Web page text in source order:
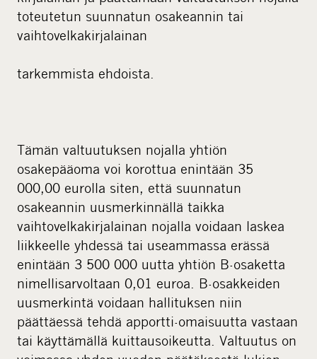
toteutetun suunnatun osakeannin tai
vaihtovelkakirjalainan
tarkemmista ehdoista.
Tämän valtuutuksen nojalla yhtiön
osakepääoma voi korottua enintään 35
000,00 eurolla siten, että suunnatun
osakeannin uusmerkinnällä taikka
vaihtovelkakirjalainan nojalla voidaan laskea
liikkeelle yhdessä tai useammassa erässä
enintään 3 500 000 uutta yhtiön B-osaketta
nimellisarvoltaan 0,01 euroa. B-osakkeiden
uusmerkintä voidaan hallituksen niin
päättäessä tehdä apportti-omaisuutta vastaan
tai käyttämällä kuittausoikeutta. Valtuutus on